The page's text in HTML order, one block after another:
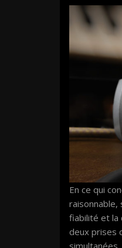
En ce qui
raisonnable,
fiabilité et la
deux prises
simultanées.